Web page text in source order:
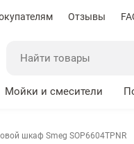
Отзывы
Мойки и смесители
шкаф Smeg SOP6604TPNR